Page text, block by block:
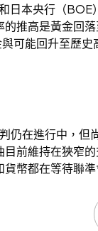
本央行（
的推高是黃金
可能回升至歷
在進行中，
前維持在狹窄
幣都在等待聯